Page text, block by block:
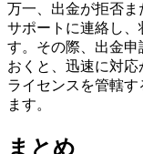
万一、出金が拒否
サポートに連絡し、
す。その際、出金
おくと、迅速に対
ライセンスを管轄
ます。
まとめ